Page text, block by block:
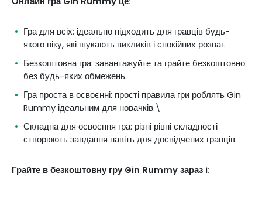
Гра для всіх: ідеально підходить для гравців будь-
якого віку, які шукають викликів і спокійних розваг.
Безкоштовна гра: завантажуйте та грайте безкоштовно
без будь-яких обмежень.
Гра проста в освоєнні: прості правила гри роблять Gin
Rummy ідеальним для новачків.\
Складна для освоєння гра: різні рівні складності
створюють завдання навіть для досвідчених гравців.
Грайте в безкоштовну гру Gin Rummy зараз і: